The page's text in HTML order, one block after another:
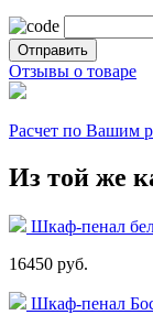
Отзывы о товаре
Расчет по Вашим
Из той же
Шкаф-пенал
16450 руб.
Шкаф-пенал